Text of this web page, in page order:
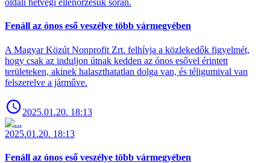
oldali hétvégi ellenőrzésük során.
Fenáll az ónos eső veszélye több vármegyében
A Magyar Közút Nonprofit Zrt. felhívja a közlekedők figyelmét,
hogy csak az induljon útnak kedden az ónos esővel érintett
területeken, akinek halaszthatatlan dolga van, és téligumival van
felszerelve a járműve.
2025.01.20. 18:13
2025.01.20. 18:13
Fenáll az ónos eső veszélye több vármegyében